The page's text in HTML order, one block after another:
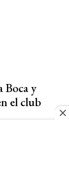
Boca y
el club